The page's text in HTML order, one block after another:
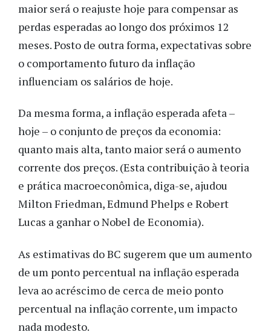
maior será o reajuste hoje para compensar as
perdas esperadas ao longo dos próximos 12
meses. Posto de outra forma, expectativas sobre
o comportamento futuro da inflação
influenciam os salários de hoje.
Da mesma forma, a inflação esperada afeta –
hoje – o conjunto de preços da economia:
quanto mais alta, tanto maior será o aumento
corrente dos preços. (Esta contribuição à teoria
e prática macroeconômica, diga-se, ajudou
Milton Friedman, Edmund Phelps e Robert
Lucas a ganhar o Nobel de Economia).
As estimativas do BC sugerem que um aumento
de um ponto percentual na inflação esperada
leva ao acréscimo de cerca de meio ponto
percentual na inflação corrente, um impacto
nada modesto.